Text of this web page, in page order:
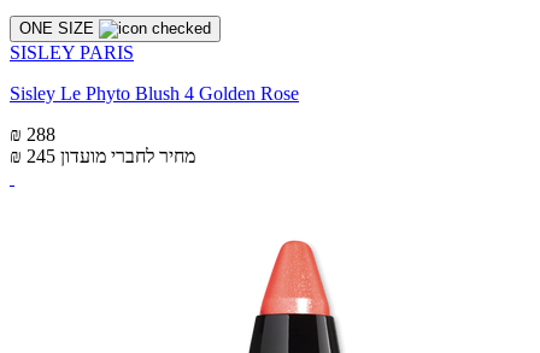
ONE SIZE
SISLEY PARIS
Sisley Le Phyto Blush 4 Golden Rose
₪ 288
₪ 245 מחיר לחברי מועדון